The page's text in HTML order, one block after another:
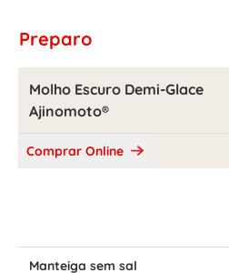
Preparo
Molho Escuro Demi-Glace
Ajinomoto®
Comprar Online
Manteiga sem sal